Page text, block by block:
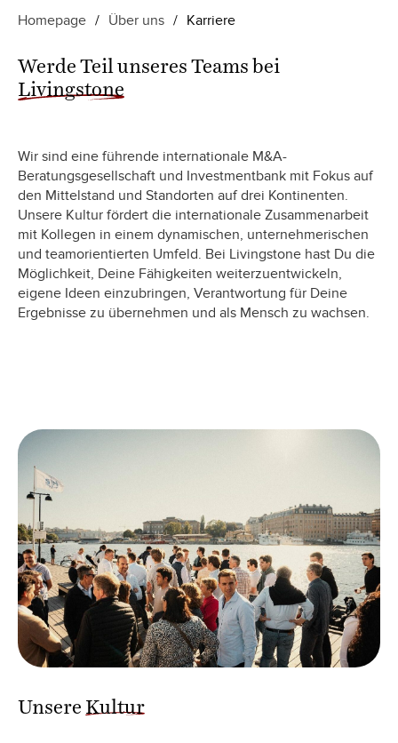
Homepage / Über uns / Karriere
Werde Teil unseres Teams bei
Livingstone
Wir sind eine führende internationale M&A-
Beratungsgesellschaft und Investmentbank mit Fokus auf
den Mittelstand und Standorten auf drei Kontinenten.
Unsere Kultur fördert die internationale Zusammenarbeit
mit Kollegen in einem dynamischen, unternehmerischen
und teamorientierten Umfeld. Bei Livingstone hast Du die
Möglichkeit, Deine Fähigkeiten weiterzuentwickeln,
eigene Ideen einzubringen, Verantwortung für Deine
Ergebnisse zu übernehmen und als Mensch zu wachsen.
Unsere Kultur